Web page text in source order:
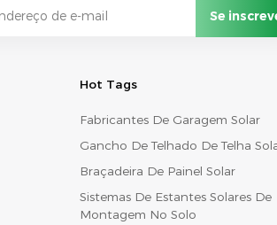
Hot Tags
Fabricantes De Garagem Solar
Gancho De Telhado De Telha
Braçadeira De Painel Solar
Sistemas De Estantes Solares De
Montagem No Solo